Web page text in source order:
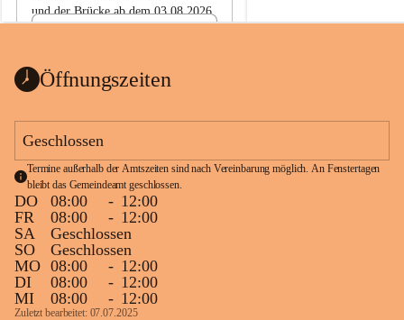
und der Brücke ab dem 03.08.2026
ht
1 Seite•0,1 MB
Öffnungszeiten
Geschlossen
Termine außerhalb der Amtszeiten sind nach Vereinbarung möglich. An Fenstertagen
bleibt das Gemeindeamt geschlossen.
DO 08:00 - 12:00
FR
08:00 - 12:00
SA
Geschlossen
SO
Geschlossen
MO 08:00 - 12:00
DI
08:00 - 12:00
MI
08:00 - 12:00
Zuletzt bearbeitet: 07.07.2025